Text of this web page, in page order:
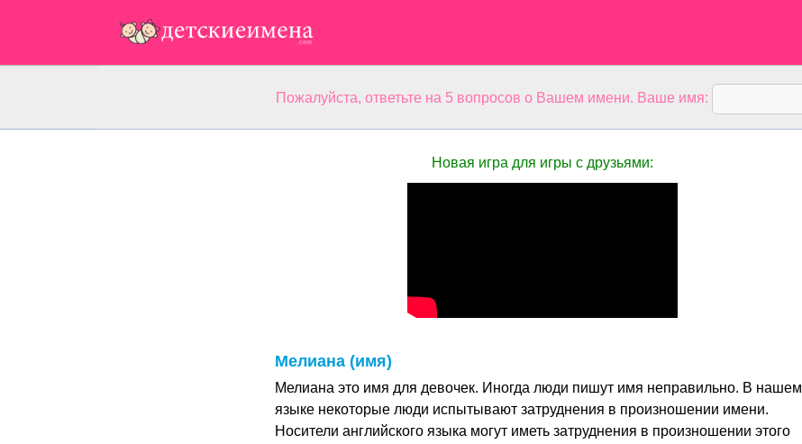
Пожалуйста, ответьте на 5 вопросов о Вашем имени. Ваше имя:
Новая игра для игры с друзьями:
Мелиана (имя)
Мелиана это имя для девочек. Иногда люди пишут имя неправильно. В нашем
языке некоторые люди испытывают затруднения в произношении имени.
Носители английского языка могут иметь затруднения в произношении этого